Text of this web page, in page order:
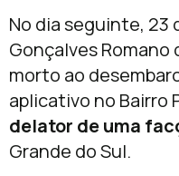
No dia seguinte, 23
Gonçalves Romano
morto ao
aplicativo no Bairro
delator de uma
Grande do Sul.